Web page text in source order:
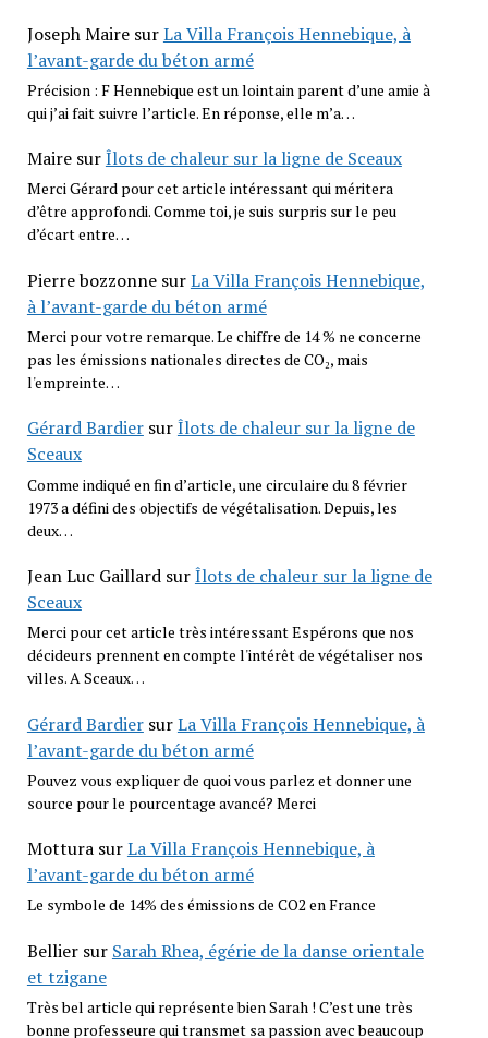
Joseph MairesurLa Villa François Hennebique, à
l’avant-garde du béton armé
Précision : F Hennebique est un lointain parent d’une amie à
qui j’ai fait suivre l’article. En réponse, elle m’a…
MairesurÎlots de chaleur sur la ligne de Sceaux
Merci Gérard pour cet article intéressant qui méritera
d’être approfondi. Comme toi, je suis surpris sur le peu
d’écart entre…
Pierre bozzonnesurLa Villa François Hennebique,
à l’avant-garde du béton armé
Merci pour votre remarque. Le chiffre de 14 % ne concerne
pas les émissions nationales directes de CO₂, mais
l'empreinte…
Gérard BardiersurÎlots de chaleur sur la ligne de
Sceaux
Comme indiqué en fin d’article, une circulaire du 8 février
1973 a défini des objectifs de végétalisation. Depuis, les
deux…
Jean Luc GaillardsurÎlots de chaleur sur la ligne de
Sceaux
Merci pour cet article très intéressant Espérons que nos
décideurs prennent en compte l'intérêt de végétaliser nos
villes. A Sceaux…
Gérard BardiersurLa Villa François Hennebique, à
l’avant-garde du béton armé
Pouvez vous expliquer de quoi vous parlez et donner une
source pour le pourcentage avancé? Merci
MotturasurLa Villa François Hennebique, à
l’avant-garde du béton armé
Le symbole de 14% des émissions de CO2 en France
Belliersur Sarah Rhea, égérie de la danse orientale
et tzigane
Très bel article qui représente bien Sarah ! C’est une très
bonne professeure qui transmet sa passion avec beaucoup